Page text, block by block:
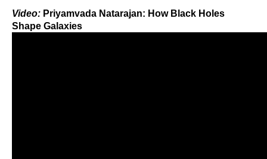
Video: Priyamvada Natarajan: How Black Holes
Shape Galaxies